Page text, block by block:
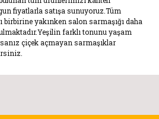
fiyatlarla satışa sunuyoruz.Tüm
yakınken salon sarmaşığı daha
farklı tonunu yaşam
çiçek açmayan sarmaşıklar